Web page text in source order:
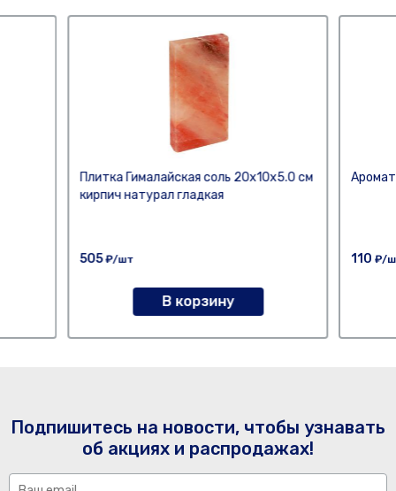
Плитка Гималайская соль 20х10х5.0 см
кирпич натурал гладкая
505₽/шт
В корзину
110 ₽/
Подпишитесь на новости, чтобы узнавать
об акциях и распродажах!